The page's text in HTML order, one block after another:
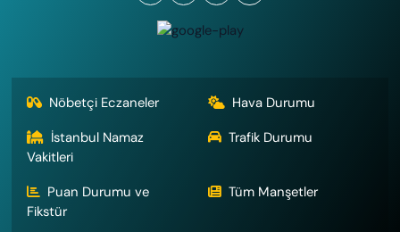
Nöbetçi Eczaneler
Hava Durumu
İstanbul Namaz
Vakitleri
Trafik Durumu
Puan Durumu ve
Fikstür
Tüm Manşetler